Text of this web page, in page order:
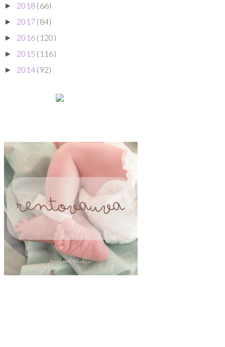
► 2018 (66)
► 2017 (84)
► 2016 (120)
► 2015 (116)
► 2014 (92)